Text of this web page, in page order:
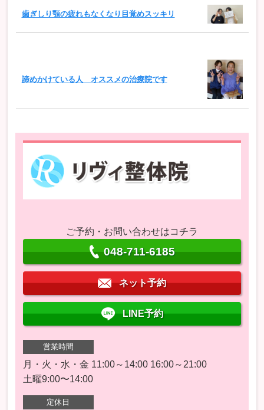
歯ぎしり顎の疲れもなくなり目覚めスッキリ
諦めかけている人 オススメの治療院です
ご予約・お問い合わせはコチラ
048-711-6185
ネット予約
LINE予約
営業時間
月・火・水・金 11:00～14:00 16:00～21:00
土曜9:00〜14:00
定休日